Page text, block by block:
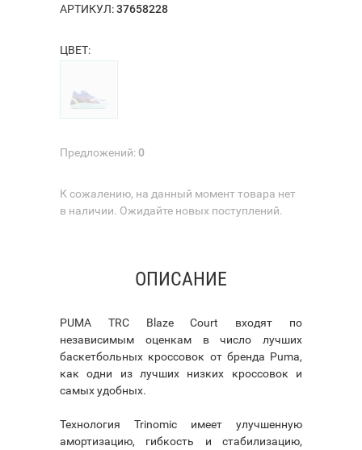
АРТИКУЛ:37658228
ЦВЕТ:
Предложений:0
К сожалению, на данный момент товара нет
в наличии. Ожидайте новых поступлений.
ОПИСАНИЕ
PUMA TRC Blaze Court входят по
независимым оценкам в число лучших
баскетбольных кроссовок от бренда Puma,
как одни из лучших низких кроссовок и
самых удобных.
Технология Trinomic имеет улучшенную
амортизацию, гибкость и стабилизацию,